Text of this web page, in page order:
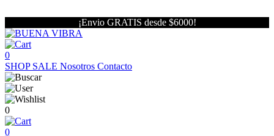
¡Envio GRATIS desde $6000!
0
SHOP SALE Nosotros Contacto
0
0